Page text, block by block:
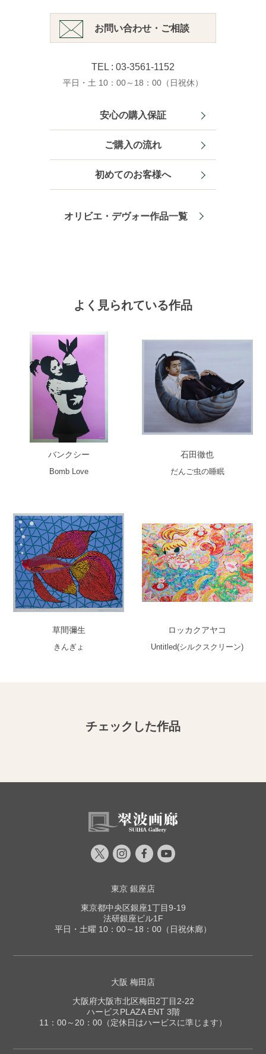
お問い合わせ・ご相談
TEL : 03-3561-1152
平日・土 10：00～18：00（日祝休）
安心の購入保証
ご購入の流れ
初めてのお客様へ
オリビエ・デヴォー作品一覧
よく見られている作品
バンクシー
Bomb Love
石田徹也
だんご虫の睡眠
草間彌生
きんぎょ
ロッカクアヤコ
Untitled(シルクスクリーン)
チェックした作品
東京 銀座店
東京都中央区銀座1丁目9-19
法研銀座ビル1F
平日・土曜 10：00～18：00（日祝休廊）
大阪 梅田店
大阪府大阪市北区梅田2丁目2-22
ハービスPLAZA ENT 3階
11：00～20：00（定休日はハービスに準じます）